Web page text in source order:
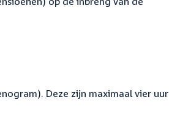
Deze zijn maximaal vier uur